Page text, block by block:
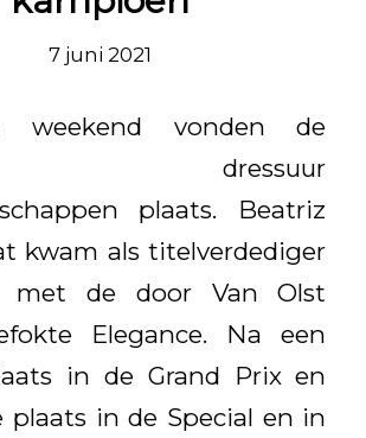
7 juni 2021
weekend vonden de
dressuur
plaats. Beatriz
kwam als titelverdediger
met de door Van Olst
Elegance. Na een
in de Grand Prix en
plaats in de Special en in